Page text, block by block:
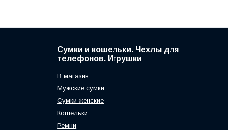
Сумки и кошельки. Чехлы для
телефонов. Игрушки
В магазин
Мужские сумки
Сумки женские
Кошельки
Ремни